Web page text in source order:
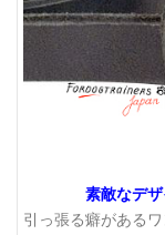
素敵なデ
引っ張る癖がある